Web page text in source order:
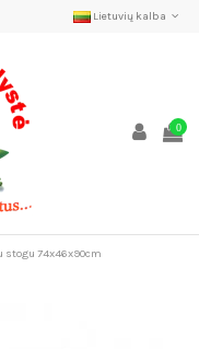
Lietuvių kalba
0
74x46x90cm